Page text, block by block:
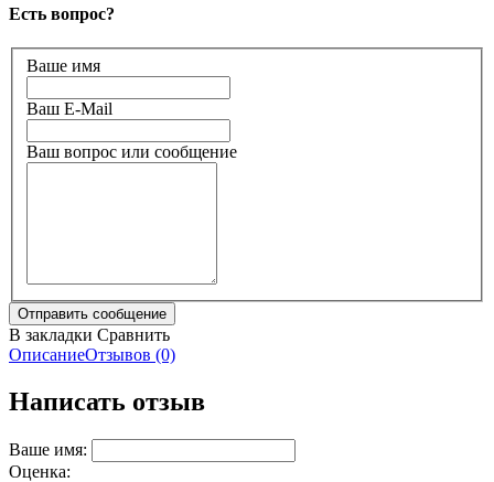
Есть вопрос?
Ваше имя
Ваш E-Mail
Ваш вопрос или сообщение
В закладки Сравнить
ОписаниеОтзывов (0)
Написать отзыв
Ваше имя:
Оценка: